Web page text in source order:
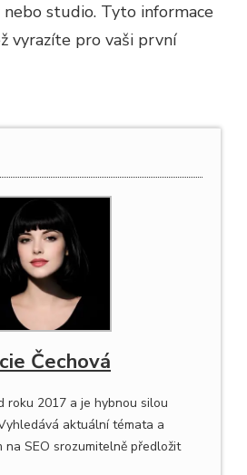
studio. Tyto informace
vyrazíte pro vaši první
Čechová
roku 2017 a je hybnou silou
aktuální témata a
na SEO srozumitelně předložit